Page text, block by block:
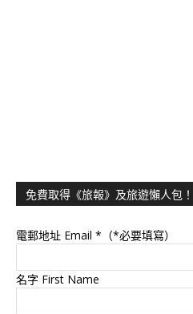
免費取得《旅報》及旅遊懶人包！
電郵地址 Email *（*必要填寫）
名字 First Name